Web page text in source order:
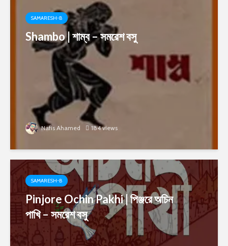
SAMARESH-B
Shambo | শাম্ব – সমরেশ বসু
Nafis Ahamed 184 views
SAMARESH-B
Pinjore Ochin Pakhi | পিঞ্জরে অচিন
পাখি – সমরেশ বসু